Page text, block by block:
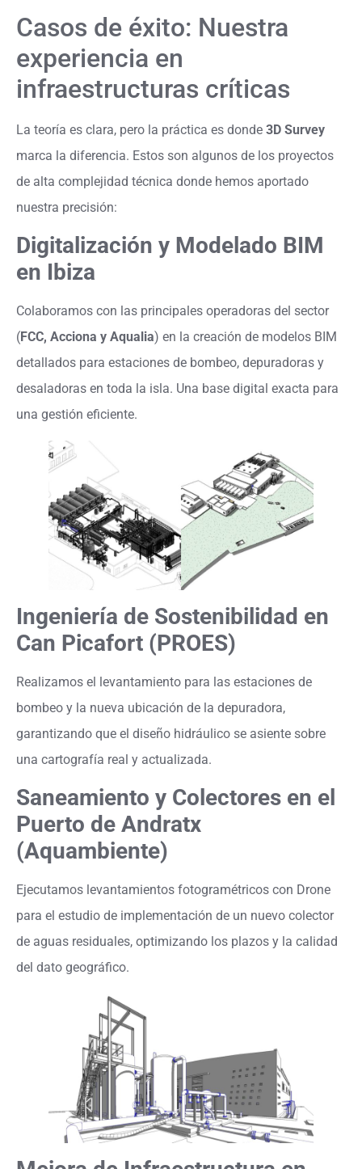
Casos de éxito: Nuestra
experiencia en
infraestructuras críticas
La teoría es clara, pero la práctica es donde 3D Survey
marca la diferencia. Estos son algunos de los proyectos
de alta complejidad técnica donde hemos aportado
nuestra precisión:
Digitalización y Modelado BIM
en Ibiza
Colaboramos con las principales operadoras del sector
(FCC, Acciona y Aqualia) en la creación de modelos BIM
detallados para estaciones de bombeo, depuradoras y
desaladoras en toda la isla. Una base digital exacta para
una gestión eficiente.
Ingeniería de Sostenibilidad en
Can Picafort (PROES)
Realizamos el levantamiento para las estaciones de
bombeo y la nueva ubicación de la depuradora,
garantizando que el diseño hidráulico se asiente sobre
una cartografía real y actualizada.
Saneamiento y Colectores en el
Puerto de Andratx
(Aquambiente)
Ejecutamos levantamientos fotogramétricos con Drone
para el estudio de implementación de un nuevo colector
de aguas residuales, optimizando los plazos y la calidad
del dato geográfico.